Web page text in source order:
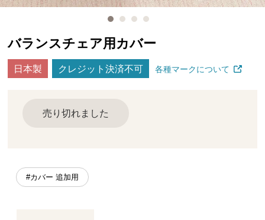
バランスチェア用カバー
日本製 クレジット決済不可 各種マークについて
売り切れました
#カバー 追加用